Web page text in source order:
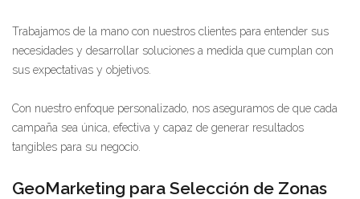
Trabajamos de la mano con nuestros clientes para entender sus
necesidades y desarrollar soluciones a medida que cumplan con
sus expectativas y objetivos.
Con nuestro enfoque personalizado, nos aseguramos de que cada
campaña sea única, efectiva y capaz de generar resultados
tangibles para su negocio.
GeoMarketing para Selección de Zonas